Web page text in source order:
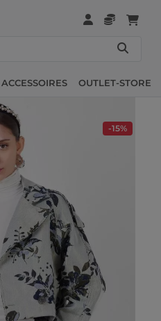
ACCESSOIRES OUTLET-STORE
-15%